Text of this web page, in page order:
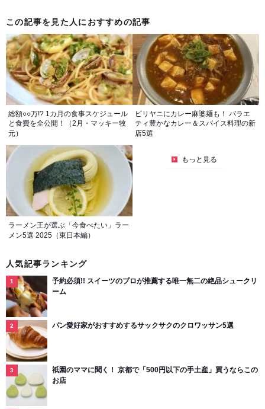
この記事を見た人におすすめの記事
総額○○万!? 1カ月の食事スケジュール
と食費を全公開！（2月・マッキー牧
元）
ビリヤニにカレー麻婆麺も！ バラエ
ティ豊かなカレー＆スパイス料理の新
店5選
ラーメン王が選ぶ「今食べたい」ラー
メン5選 2025（東日本編）
もっと見る
人気記事ランキング
予約必須!! スイーツのプロが推薦する唯一無二の絶品シュークリ
ーム
パン愛好家がおすすめするサックサクのクロワッサン5選
祇園のママに聞く！ 京都で「500円以下の手土産」買うならこの
お店